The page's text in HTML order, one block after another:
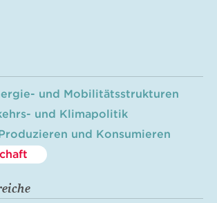
und Mobilitätsstrukturen
und Klimapolitik
und Konsumieren